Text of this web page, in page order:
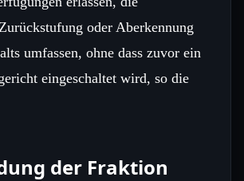
oder Aberkennung
umfassen, ohne dass zuvor ein
eingeschaltet wird, so die
der Fraktion